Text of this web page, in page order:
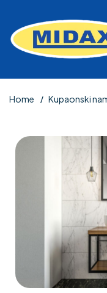
Home Kupaonski